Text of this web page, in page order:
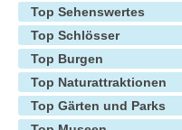
Top Sehenswertes
Top Schlösser
Top Burgen
Top Naturattraktionen
Top Gärten und Parks